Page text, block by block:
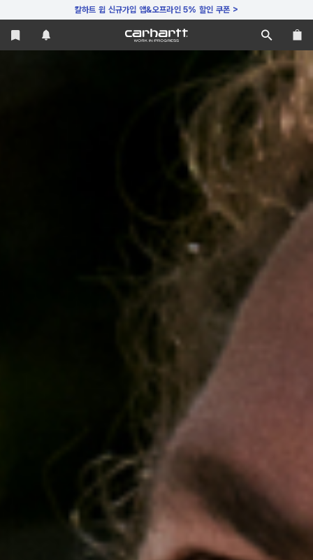
칼하트 윕 신규가입앱&오프라인 5% 할인 쿠폰 >